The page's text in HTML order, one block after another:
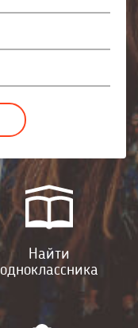
Найти
одноклассника